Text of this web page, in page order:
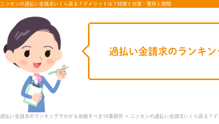
ニッセンの過払い金請求いくら戻る？デメリットは？特徴と対策・費用と期間
過払い金請求のランキ
過払い金請求のランキングでわかる依頼すべき10事務所 ニッセンの過払い金請求いくら戻る？